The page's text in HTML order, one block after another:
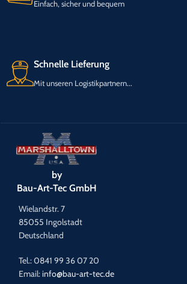
Einfach, sicher und bequem
Schnelle Lieferung
Mit unseren Logistikpartnern...
by
Bau-Art-Tec GmbH
Wielandstr. 7
85055 Ingolstadt
Deutschland
Tel.: 0841 99 36 07 20
Email:info@bau-art-tec.de